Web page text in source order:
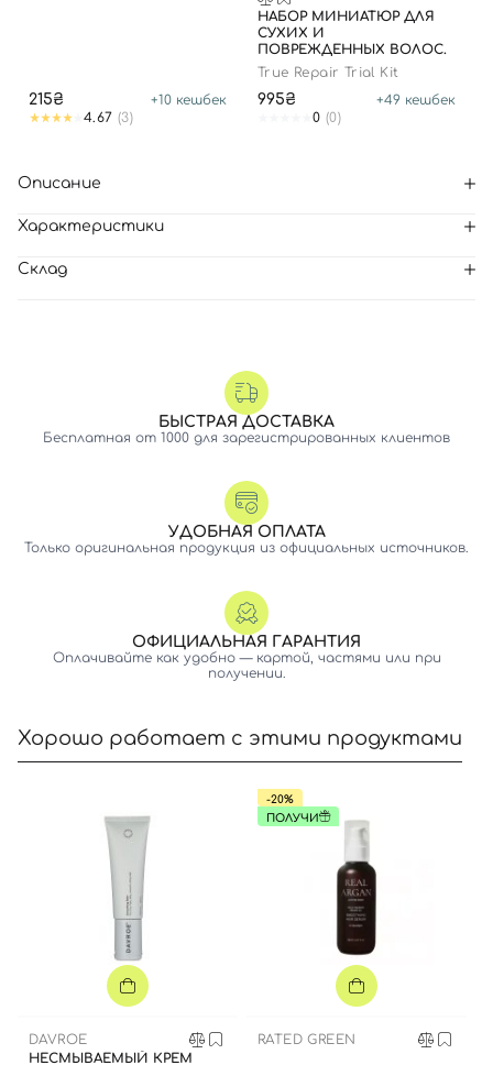
215₴ +10 кешбек
4.67 (3)
НАБОР МИНИАТЮР ДЛЯ
СУХИХ И
ПОВРЕЖДЕННЫХ ВОЛОС.
True Repair Trial Kit
995₴ +49 кешбек
0 (0)
Описание
Характеристики
Склад
БЫСТРАЯ ДОСТАВКА
Бесплатная от 1000 для зарегистрированных клиентов
УДОБНАЯ ОПЛАТА
Только оригинальная продукция из официальных источников.
ОФИЦИАЛЬНАЯ ГАРАНТИЯ
Оплачивайте как удобно — картой, частями или при
получении.
Хорошо работает с этими продуктами
DAVROE
НЕСМЫВАЕМЫЙ КРЕМ
-20%
ПОЛУЧИ
RATED GREEN
Вход Регистрация